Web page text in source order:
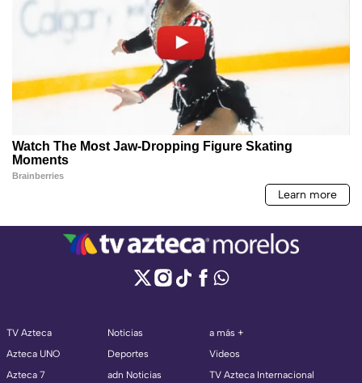
TV Azteca
Azteca UNO
Azteca 7
Noticias
Deportes
adn Noticias
a más +
Videos
TV Azteca Internacional